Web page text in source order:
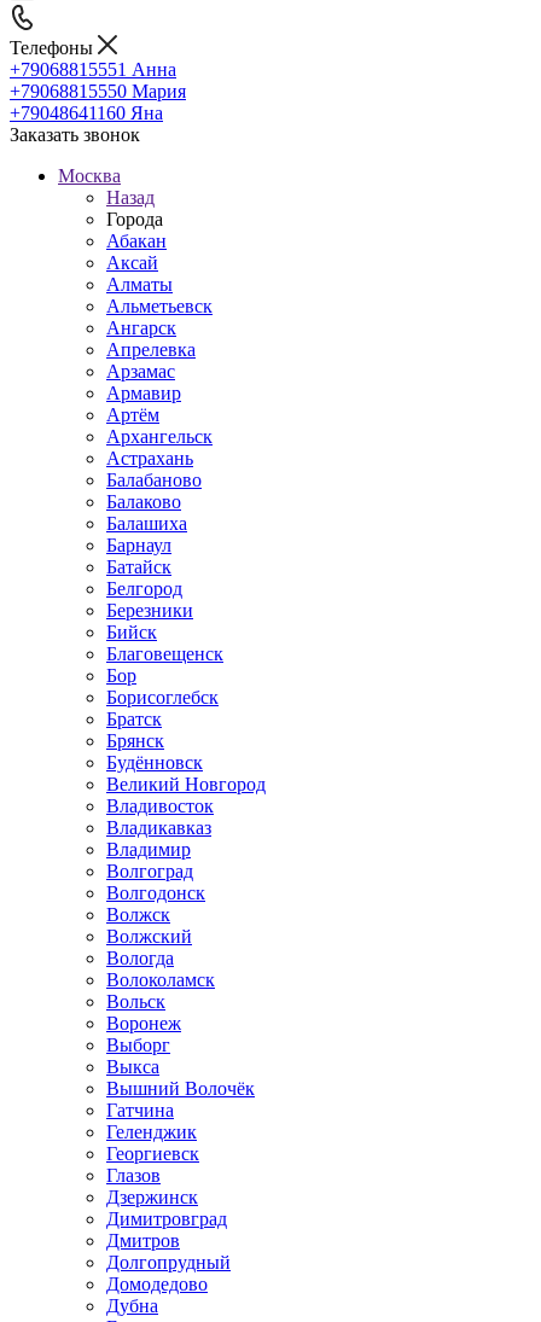
Телефоны
+79068815551 Анна
+79068815550 Мария
+79048641160 Яна
Заказать звонок
Москва
Назад
Города
Абакан
Аксай
Алматы
Альметьевск
Ангарск
Апрелевка
Арзамас
Армавир
Артём
Архангельск
Астрахань
Балабаново
Балаково
Балашиха
Барнаул
Батайск
Белгород
Березники
Бийск
Благовещенск
Бор
Борисоглебск
Братск
Брянск
Будённовск
Великий Новгород
Владивосток
Владикавказ
Владимир
Волгоград
Волгодонск
Волжск
Волжский
Вологда
Волоколамск
Вольск
Воронеж
Выборг
Выкса
Вышний Волочёк
Гатчина
Геленджик
Георгиевск
Глазов
Дзержинск
Димитровград
Дмитров
Долгопрудный
Домодедово
Дубна